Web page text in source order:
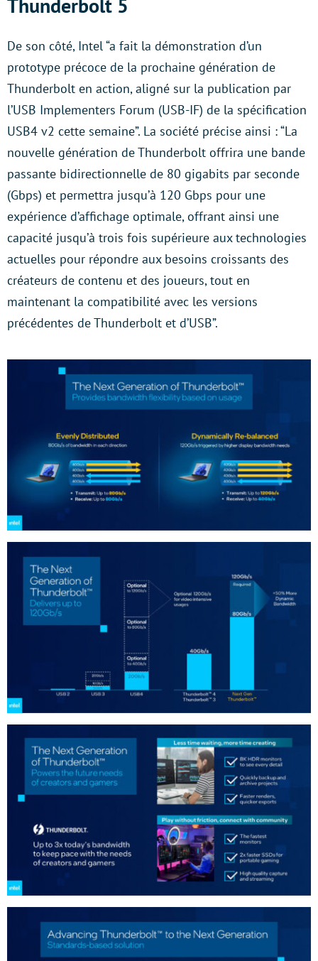
Thunderbolt 5
De son côté, Intel “a fait la démonstration d’un
prototype précoce de la prochaine génération de
Thunderbolt en action, aligné sur la publication par
l’USB Implementers Forum (USB-IF) de la spécification
USB4 v2 cette semaine”. La société précise ainsi : “La
nouvelle génération de Thunderbolt offrira une bande
passante bidirectionnelle de 80 gigabits par seconde
(Gbps) et permettra jusqu’à 120 Gbps pour une
expérience d’affichage optimale, offrant ainsi une
capacité jusqu’à trois fois supérieure aux technologies
actuelles pour répondre aux besoins croissants des
créateurs de contenu et des joueurs, tout en
maintenant la compatibilité avec les versions
précédentes de Thunderbolt et d’USB”.